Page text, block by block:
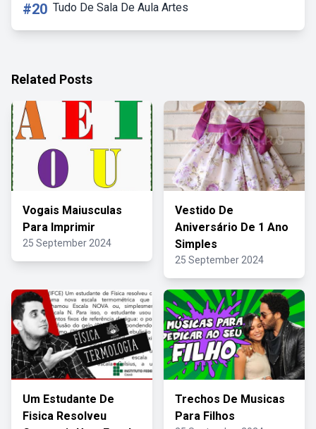
#20 Tudo De Sala De Aula Artes
Related Posts
Vogais Maiusculas
Para Imprimir
25 September 2024
Vestido De
Aniversário De 1 Ano
Simples
25 September 2024
Um Estudante De
Fisica Resolveu
Trechos De Musicas
Para Filhos